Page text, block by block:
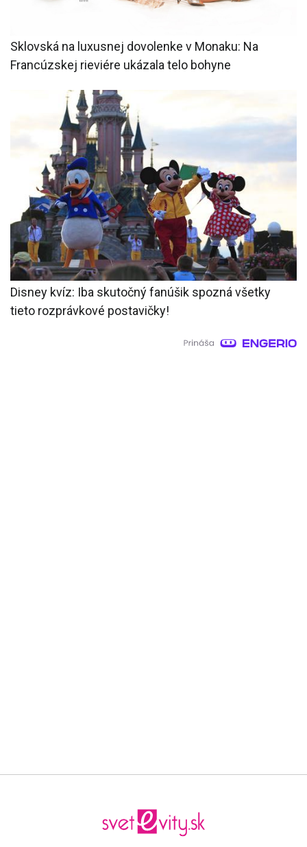
Sklovská na luxusnej dovolenke v Monaku: Na
Francúzskej rieviére ukázala telo bohyne
Disney kvíz: Iba skutočný fanúšik spozná všetky
tieto rozprávkové postavičky!